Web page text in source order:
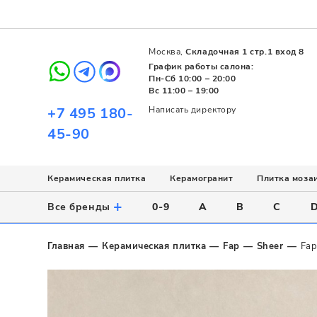
+7 495 180-
45-90
Написать директору
Москва,Складочная 1 стр.1 вход 8
График работы салона:
Пн-Сб 10:00 – 20:00
Вс 11:00 – 19:00
Керамическая плитка
Использование
Напольное
Настенное
Стиль
Современный
Пэчворк
Керамогранит
Назначение
Для ванной
Напольное
Поверхность
Матовая
Полированная
Плитка
Назначение
Для ванной
Для бассейна
Цвет
Белый
Серый
Все бренды + 0-9 A B C D
Главная Керамическая плитка Fap Sheer